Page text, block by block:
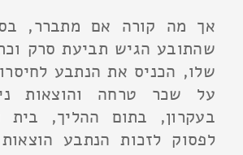
אך מה קורה אם מתברר,
שהתובע הגיש תביעת סרק
שלו, הכניס את הנתבע
על שכר טרחה והוצאות
בעקרון, בתום ההליך, בית
לפסוק לזכות הנתבע